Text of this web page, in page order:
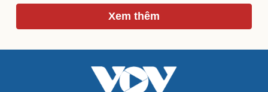
Tư vấn
Podcast
Câu chuyện thời sự
Kể chuyện cho bé
Hạt giống tâm hồn
Xem thêm